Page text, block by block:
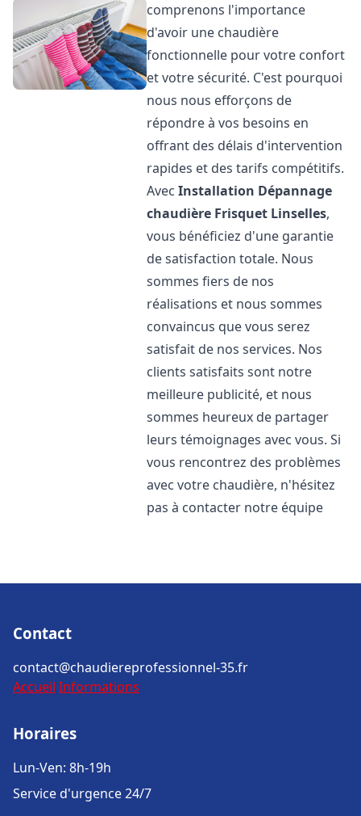
comprenons l'importance
d'avoir une chaudière
fonctionnelle pour votre confort
et votre sécurité. C'est pourquoi
nous nous efforçons de
répondre à vos besoins en
offrant des délais d'intervention
rapides et des tarifs compétitifs.
AvecInstallation Dépannage
chaudière Frisquet Linselles,
vous bénéficiez d'une garantie
de satisfaction totale. Nous
sommes fiers de nos
réalisations et nous sommes
convaincus que vous serez
satisfait de nos services. Nos
clients satisfaits sont notre
meilleure publicité, et nous
sommes heureux de partager
leurs témoignages avec vous. Si
vous rencontrez des problèmes
avec votre chaudière, n'hésitez
pas à contacter notre équipe
Contact
contact@chaudiereprofessionnel-35.fr
Accueil Informations
Horaires
Lun-Ven: 8h-19h
Service d'urgence 24/7